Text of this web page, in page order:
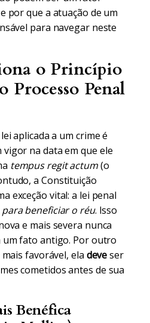
por que a atuação de um
para navegar neste
o Princípio
Processo Penal
aplicada a um crime é
vigor na data em que ele
tempus regit actum(o
a Constituição
exceção vital: a lei penal
para beneficiar o réu. Isso
e mais severa nunca
um fato antigo. Por outro
favorável, ela deveser
cometidos antes de sua
Benéfica